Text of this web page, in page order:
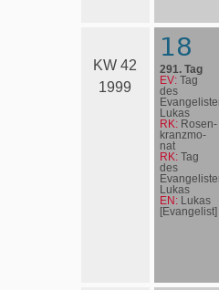
KW 42
1999
18
291. Tag
EV: Tag
des
Lukas
RK: Rosen­
kranz­mo­
nat
RK: Tag
des
Lukas
EN: Lukas
[Evangelist]